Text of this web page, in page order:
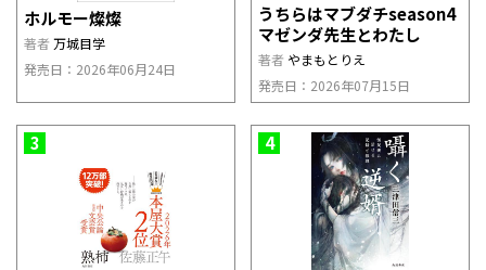
ホルモー燦燦
著者 万城目学
発売日：2026年06月24日
うちらはマブダチseason4
マゼンダ先生とわたし
著者 やまもとりえ
発売日：2026年07月15日
3 4